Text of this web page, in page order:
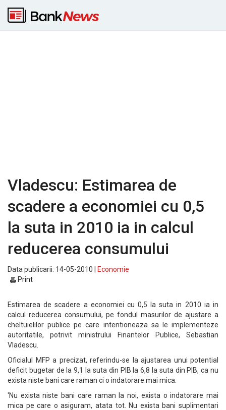
Vladescu: Estimarea de
scadere a economiei cu 0,5
la suta in 2010 ia in calcul
reducerea consumului
Data publicarii: 14-05-2010 |
Economie
Print
Estimarea de scadere a economiei cu 0,5 la suta in 2010 ia in
calcul reducerea consumului, pe fondul masurilor de ajustare a
cheltuielilor publice pe care intentioneaza sa le implementeze
autoritatile, potrivit ministrului Finantelor Publice, Sebastian
Vladescu.
Oficialul MFP a precizat, referindu-se la ajustarea unui potential
deficit bugetar de la 9,1 la suta din PIB la 6,8 la suta din PIB, ca nu
exista niste bani care raman ci o indatorare mai mica.
'Nu exista niste bani care raman la noi, exista o indatorare mai
mica pe care o asiguram, atata tot. Nu exista bani suplimentari